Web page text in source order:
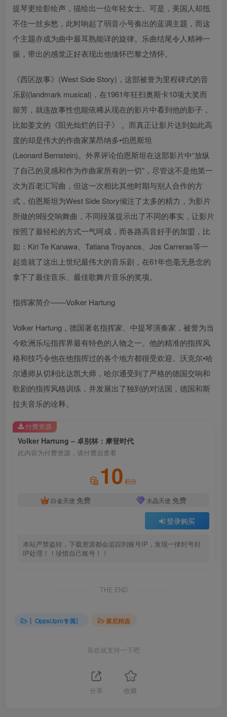
提琴更绘影绘声，描绘出一位年轻女士。可是，美国人却抵
不住一丝乡愁，此时响起了弱音小号奏出的蓝调主题，而这
个主题亦成为曲中最耳熟能详的旋律。乐曲结尾令人精神一
振，带出的感觉正好表现出他缅怀巴黎之情怀。
《西区故事》(West Side Story)，这部被誉为里程碑式的音
乐剧(landmark musical)，在1961年狂扫奥斯卡10项大奖而
留芳，就连故事性也能依稀从现在的影片中看到他的影子，
比如姜文的《阳光灿烂的日子》 。而真正让影片达到如此高
度的却是伟大的作曲家莱昂纳多•伯恩斯坦
(Leonard Bernstein)。外界评论伯恩斯坦在这部影片中“放纵
了自己的灵感和作为作曲家所有的一切”，尽管这不是他第一
次为百老汇写曲，但这一次相比其他时期与别人合作的方
式，伯恩斯坦为West Side Story倾注了太多的精力，为影片
所做的9段交响舞曲，不同段落提示出了不同的事实，让影片
按照了最轻松的方式一气呵成，而各路高音好手的加盟，比
如：Kiri Te Kanawa、Tatiana Troyanos、Jos Carreras等一
起造就了这出上世纪最伟大的音乐剧，在61年也毫无悬念的
拿下了最佳音乐、最佳歌舞片音乐的奖项。
指挥家简介——Volker Hartung
Volker Hartung，德国著名指挥家、中提琴演奏家，被誉为当
今欧洲乐坛指挥界最有特色的人物之一。他的精准的指挥风
格和技巧令他在他指挥过的各个地方都很受欢迎。沃克尔•哈
尔通师从切利比达凯大师，哈尔通受到了严格的德国交响和
歌剧的指挥风格训练，并发展出了独到的对法国，德国和斯
拉夫音乐的诠释。
Volker Hartung – 卓别林：摩登时代
此内容为付费资源，请付费后查看
10 积分
白金天使 免费 水晶天使 免费
登录购买
本站严禁盗转，下载资源都会追踪到账号IP，发现一律封号封
IP处理！！珍惜自己账号！！
付费资源
THE END
〖OppsUpro专属〗 索尼精选
喜欢就支持一下吧
分享 收藏